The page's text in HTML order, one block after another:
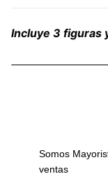
Incluye 3 figuras
Somos
ventas